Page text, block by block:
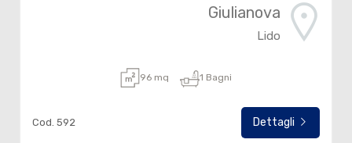
Giulianova
Lido
96 mq 1 Bagni
Cod. 592 Dettagli